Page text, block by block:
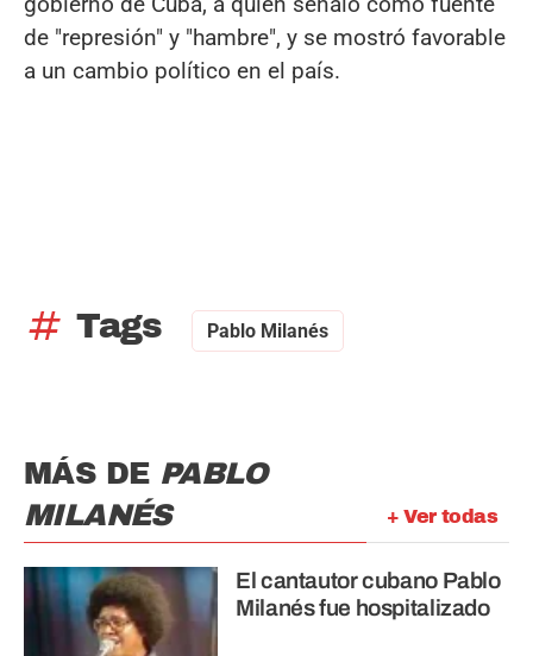
de "represión" y "hambre", y se mostró favorable
a un cambio político en el país.
tag Tags Pablo Milanés
+ Ver todas
MÁS DE PABLO
MILANÉS
El cantautor cubano Pablo
Milanés fue hospitalizado